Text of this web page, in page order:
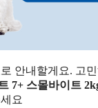
안내할게요. 고
7+ 스몰바이트
요